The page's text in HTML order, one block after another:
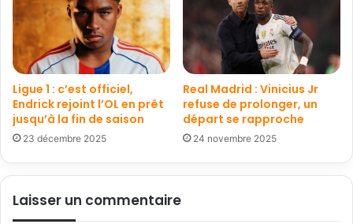
Ligue 1 : c’est officiel,
Endrick rejoint l’OL en prêt
jusqu’à la fin de saison
23 décembre 2025
Real Madrid : Vinicius Jr
refuse de prolonger, un
départ se rapproche
24 novembre 2025
Laisser un commentaire